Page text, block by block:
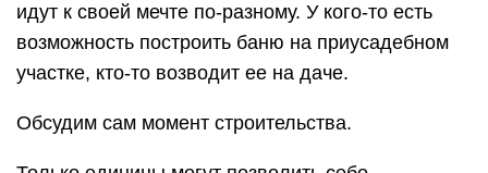
идут к своей мечте по-разному. У кого-то есть
возможность построить баню на приусадебном
участке, кто-то возводит ее на даче.
Обсудим сам момент строительства.